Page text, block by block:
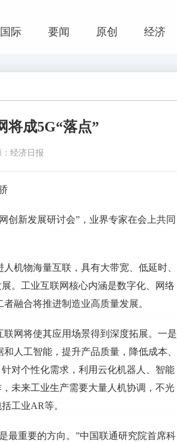
国际 要闻 原创 经济
将成5G“落点”
：经济日报
创新发展研讨会”，业界专家在会上共同
机物海量互联，具有大带宽、低延时、
。工业互联网核心内涵是数字化、网络
融合将推进制造业高质量发展。
网将使其应用场景得到深度拓展。一是
人工智能，提升产品质量，降低成本、
对个性化需求，利用云化机器人、智能
未来工业生产需要大量人机协调，不光
工业AR等。
最重要的方向。”中国联通研究院首席科